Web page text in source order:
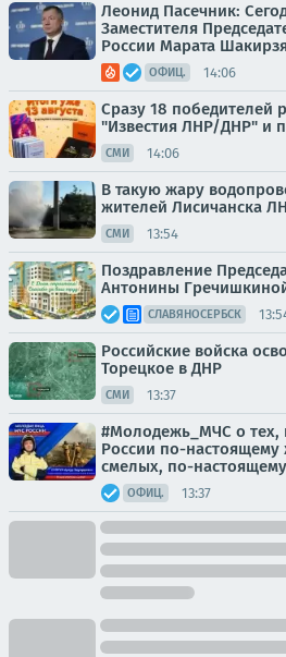
Леонид Пасечник:
Заместителя
России Марата
ОФИЦ. 14:06
Сразу 18 победителей
"Известия ЛНР/ДНР" и
СМИ 14:06
В такую жару
жителей Лисичанска
СМИ 13:54
Поздравление
Антонины
СЛАВЯНОСЕРБСК
Российские войска
Торецкое в ДНР
СМИ 13:37
#Молодежь_МЧС о тех,
России по-
смелых, по-
ОФИЦ. 13:37